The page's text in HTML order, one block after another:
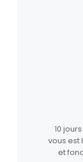
10
vous est
et